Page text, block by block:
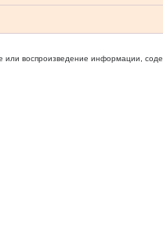
или воспроизведение информации,